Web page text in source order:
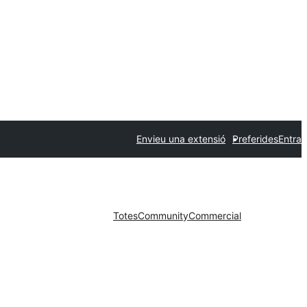
Envieu una extensió PreferidesEntra
TotesCommunityCommercial